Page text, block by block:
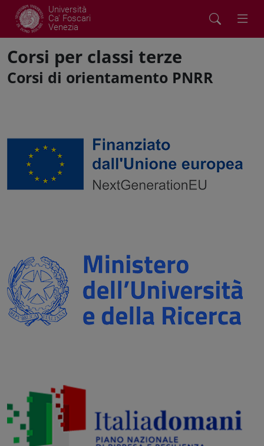
Università
Ca' Foscari
Venezia
Corsi per classi terze
Corsi di orientamento PNRR